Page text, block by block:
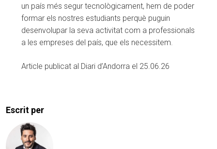
un país més segur tecnològicament, hem de poder
formar els nostres estudiants perquè puguin
desenvolupar la seva activitat com a professionals
a les empreses del país, que els necessitem.
Article publicat al Diari d’Andorra el 25.06.26
Escrit per